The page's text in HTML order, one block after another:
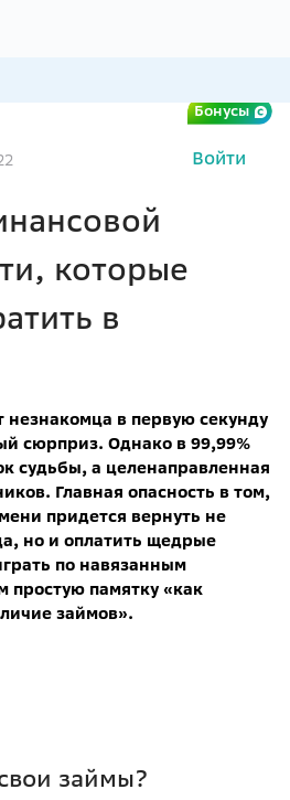
Бонусы
Войти
которые
в
в первую секунду
сюрприз. Однако в 99,99%
судьбы, а целенаправленная
Главная опасность в том,
придется вернуть не
но и оплатить щедрые
по навязанным
простую памятку «как
займов».
займы?